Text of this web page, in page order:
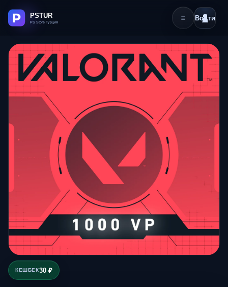
Войти
КЕШБЕК30 ₽